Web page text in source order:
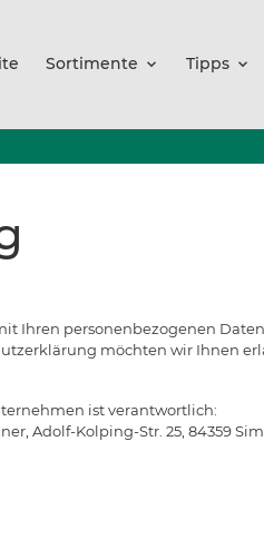
Sortimente Tipps
Ihren personenbezogenen
möchten wir Ihnen
ist verantwortlich:
Adolf-Kolping-Str. 25, 84359